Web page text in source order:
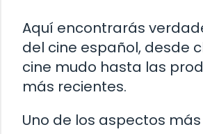
Aquí encontrarás
del cine español, desde
cine mudo hasta las
más recientes.
Uno de los aspectos más